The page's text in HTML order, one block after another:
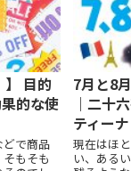
】 目的
的な使
どで商品
もそも
7月と8
｜二十
ティー
現在はほ
い、ある